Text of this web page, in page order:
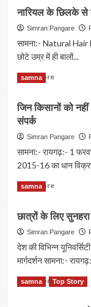
इसके
सुबह
खाली
खाएं
अखरोट,
और
में
है
फायदेमंद
नारियल के छिलके से
Simran Pangare
सामना:- Natural
छोटे उम्र में ही बालों...
Read MoreRead
नारियल
करें
हेयर
नेचुरल
samna
जिन किसानों को
संपर्क
Simran Pangare
सामना:- रायगढ़:- 1
2015-16 का धान
Read MoreRead
जिन
किसानों
नहीं
मिली
बोनस
की
samna
छात्रों के लिए
Simran Pangare
देश की विभिन्न
मार्गदर्शन सामना:-
Read MoreRead
more
samna Top Story